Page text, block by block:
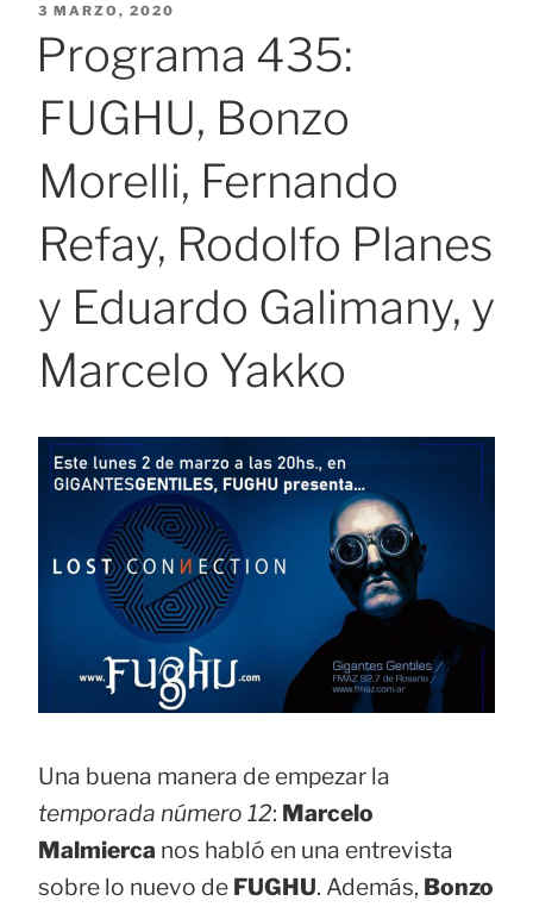
PUBLICADO
3 MARZO, 2020
Programa 435:
FUGHU, Bonzo
Morelli, Fernando
Refay, Rodolfo Planes
y Eduardo Galimany, y
Marcelo Yakko
Una buena manera de empezar la
temporada número 12: Marcelo
Malmierca nos habló en una entrevista
sobre lo nuevo de FUGHU. Además, Bonzo